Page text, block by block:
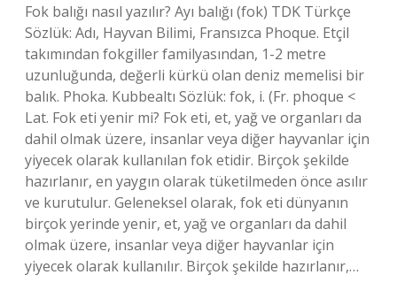
Fok balığı nasıl yazılır? Ayı balığı (fok) TDK Türkçe
Sözlük: Adı, Hayvan Bilimi, Fransızca Phoque. Etçil
takımından fokgiller familyasından, 1-2 metre
uzunluğunda, değerli kürkü olan deniz memelisi bir
balık. Phoka. Kubbealtı Sözlük: fok, i. (Fr. phoque <
Lat. Fok eti yenir mi? Fok eti, et, yağ ve organları da
dahil olmak üzere, insanlar veya diğer hayvanlar için
yiyecek olarak kullanılan fok etidir. Birçok şekilde
hazırlanır, en yaygın olarak tüketilmeden önce asılır
ve kurutulur. Geleneksel olarak, fok eti dünyanın
birçok yerinde yenir, et, yağ ve organları da dahil
olmak üzere, insanlar veya diğer hayvanlar için
yiyecek olarak kullanılır. Birçok şekilde hazırlanır,…